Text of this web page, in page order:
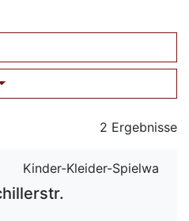
2 Ergebnisse
Kinder-Kleider-Spielwa